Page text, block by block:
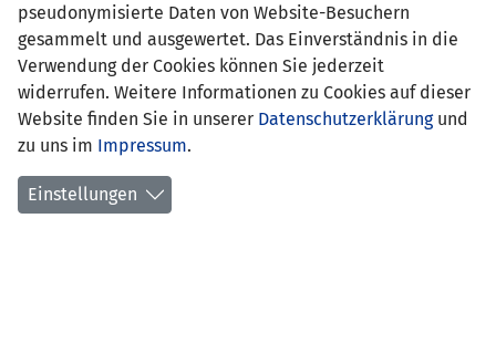
Geburtsdatum: 15. Dezember 2008
Anzahl Spiele: 0
Anzahl Tore: 0
pseudonymisierte Daten von Website-Besuchern
gesammelt und ausgewertet. Das Einverständnis in die
Verwendung der Cookies können Sie jederzeit
widerrufen. Weitere Informationen zu Cookies auf dieser
Website finden Sie in unserer Datenschutzerklärungund
zu uns im Impressum.
Einstellungen